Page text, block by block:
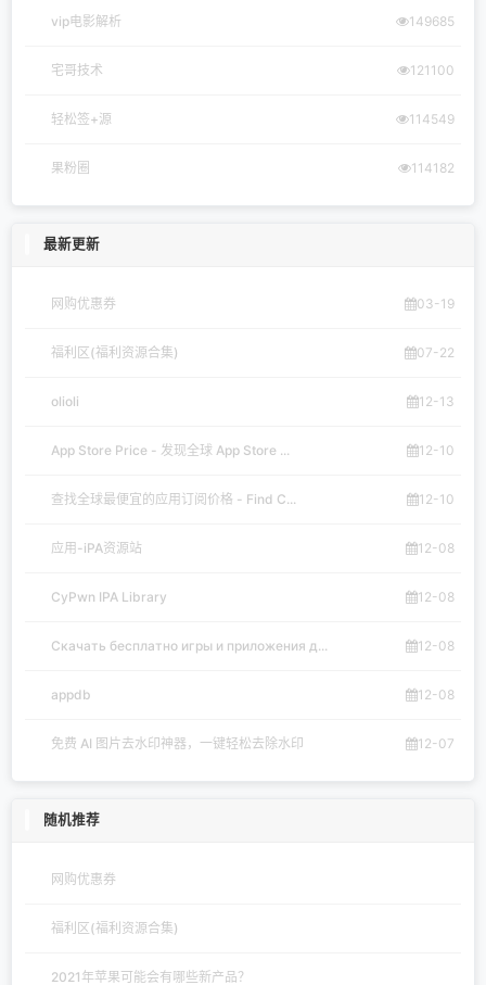
vip电影解析 149685
宅哥技术 121100
轻松签+源 114549
果粉圈 114182
最新更新
网购优惠券 03-19
福利区(福利资源合集) 07-22
olioli 12-13
App Store Price - 发现全球 App Store ... 12-10
查找全球最便宜的应用订阅价格 - Find C... 12-10
应用-iPA资源站 12-08
CyPwn IPA Library 12-08
Скачать бесплатно игры и приложения д... 12-08
appdb 12-08
免费 AI 图片去水印神器，一键轻松去除水印 12-07
随机推荐
网购优惠券
福利区(福利资源合集)
2021年苹果可能会有哪些新产品？